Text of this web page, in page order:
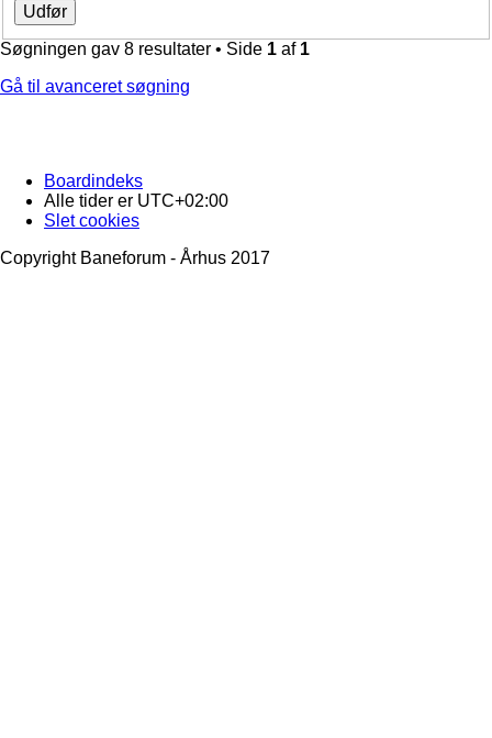
Søgningen gav 8 resultater • Side 1 af 1
Gå til avanceret søgning
Boardindeks
Alle tider er UTC+02:00
Slet cookies
Copyright Baneforum - Århus 2017